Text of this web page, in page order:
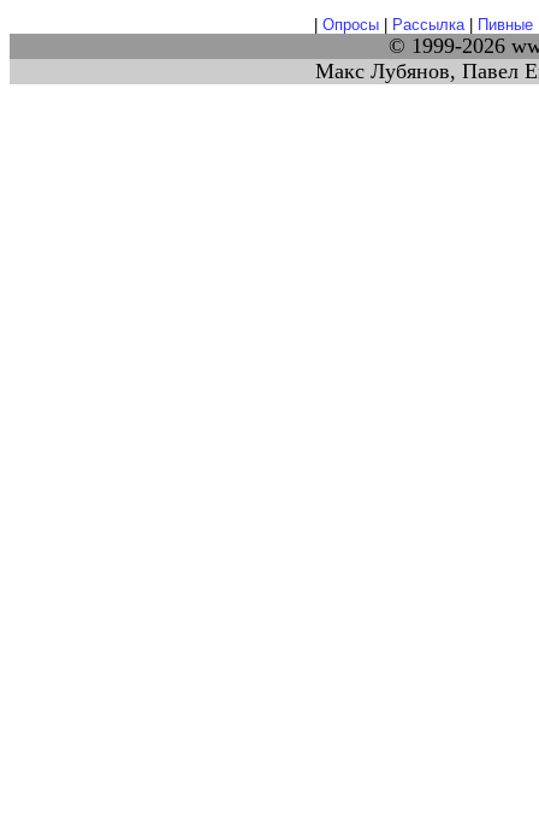
Опросы| Рассылка| Пивные
© 1999-2026
Макс Лубянов, Павел